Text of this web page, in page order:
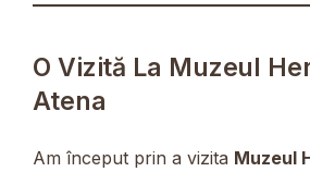
O Vizită La Muzeul
Atena
Am început prin a vizita Muzeul